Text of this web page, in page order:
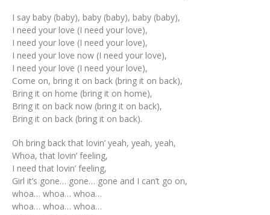
I say baby (baby), baby (baby), baby (baby),
I need your love (I need your love),
I need your love (I need your love),
I need your love now (I need your love),
I need your love (I need your love),
Come on, bring it on back (bring it on back),
Bring it on home (bring it on home),
Bring it on back now (bring it on back),
Bring it on back (bring it on back).
Oh bring back that lovin’ yeah, yeah, yeah,
Whoa, that lovin’ feeling,
I need that lovin’ feeling,
Girl it’s gone… gone… gone and I can’t go on,
whoa… whoa… whoa…
whoa… whoa… whoa…